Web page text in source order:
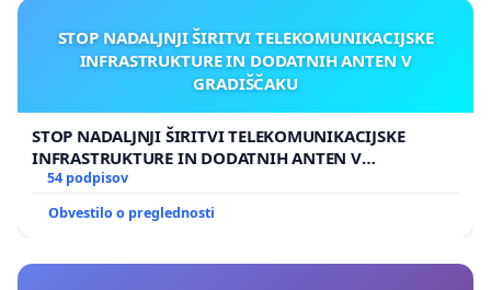
STOP NADALJNJI ŠIRITVI TELEKOMUNIKACIJSKE
INFRASTRUKTURE IN DODATNIH ANTEN V
GRADIŠČAKU
STOP NADALJNJI ŠIRITVI TELEKOMUNIKACIJSKE
INFRASTRUKTURE IN DODATNIH ANTEN V
GRADIŠČAKU
54 podpisov
Obvestilo o preglednosti